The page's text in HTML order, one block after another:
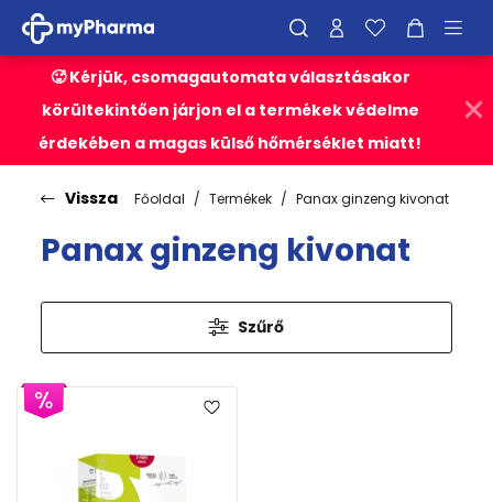
🥵 Kérjük, csomagautomata választásakor
körültekintően járjon el a termékek védelme
érdekében a magas külső hőmérséklet miatt!
Vissza Főoldal Termékek Panax ginzeng kivonat
Panax ginzeng kivonat
Szűrő